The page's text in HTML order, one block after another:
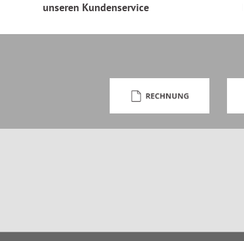
unseren Kundenservice